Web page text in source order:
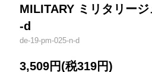
MILITARY ミリタリー
-d
de-19-pm-025-n-d
3,509円(税319円)